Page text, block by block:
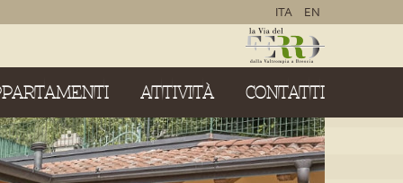
ITA EN
ATTIVITÀ CONTATTI